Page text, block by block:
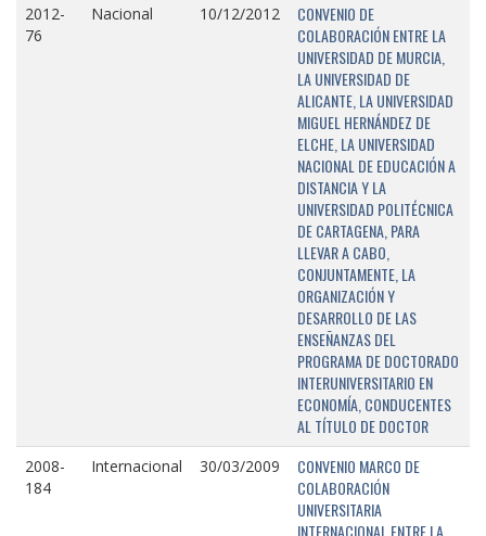
2012-
76
Nacional 10/12/2012
CONVENIO DE
COLABORACIÓN ENTRE LA
UNIVERSIDAD DE MURCIA,
LA UNIVERSIDAD DE
ALICANTE, LA UNIVERSIDAD
MIGUEL HERNÁNDEZ DE
ELCHE, LA UNIVERSIDAD
NACIONAL DE EDUCACIÓN A
DISTANCIA Y LA
UNIVERSIDAD POLITÉCNICA
DE CARTAGENA, PARA
LLEVAR A CABO,
CONJUNTAMENTE, LA
ORGANIZACIÓN Y
DESARROLLO DE LAS
ENSEÑANZAS DEL
PROGRAMA DE DOCTORADO
INTERUNIVERSITARIO EN
ECONOMÍA, CONDUCENTES
AL TÍTULO DE DOCTOR
2008-
184
Internacional 30/03/2009
CONVENIO MARCO DE
COLABORACIÓN
UNIVERSITARIA
INTERNACIONAL ENTRE LA